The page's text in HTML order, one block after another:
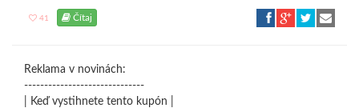
41 Čítaj
Reklama v novinách:
------------------------------
| Keď vystihnete tento kupón |